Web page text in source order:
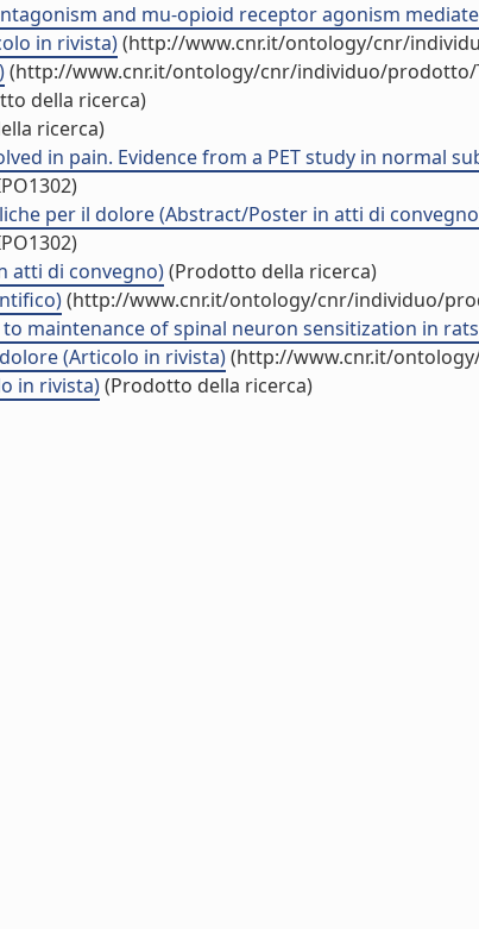
and mu-opioid receptor agonism
in rivista)(http://www.cnr.it/ontology/cnr/
(http://www.cnr.it/ontology/cnr/individuo/prodotto/
della ricerca)
ricerca)
in pain. Evidence from a PET study in normal
per il dolore (Abstract/Poster in atti di
atti di convegno)(Prodotto della ricerca)
(http://www.cnr.it/ontology/cnr/individuo/
maintenance of spinal neuron sensitization in
(Articolo in rivista)(http://www.cnr.it/
in rivista)(Prodotto della ricerca)